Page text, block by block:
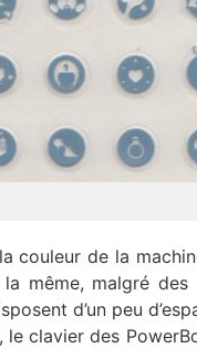
couleur de la
même, malgré
d’un peu
clavier des